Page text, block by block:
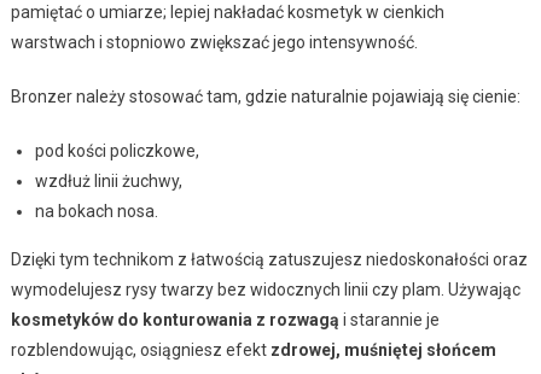
pamiętać o umiarze; lepiej nakładać kosmetyk w cienkich
warstwach i stopniowo zwiększać jego intensywność.
Bronzer należy stosować tam, gdzie naturalnie pojawiają się cienie:
pod kości policzkowe,
wzdłuż linii żuchwy,
na bokach nosa.
Dzięki tym technikom z łatwością zatuszujesz niedoskonałości oraz
wymodelujesz rysy twarzy bez widocznych linii czy plam. Używając
kosmetyków do konturowania z rozwagą i starannie je
rozblendowując, osiągniesz efekt zdrowej, muśniętej słońcem